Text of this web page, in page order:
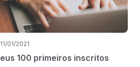
11/01/2021
100 primeiros inscritos